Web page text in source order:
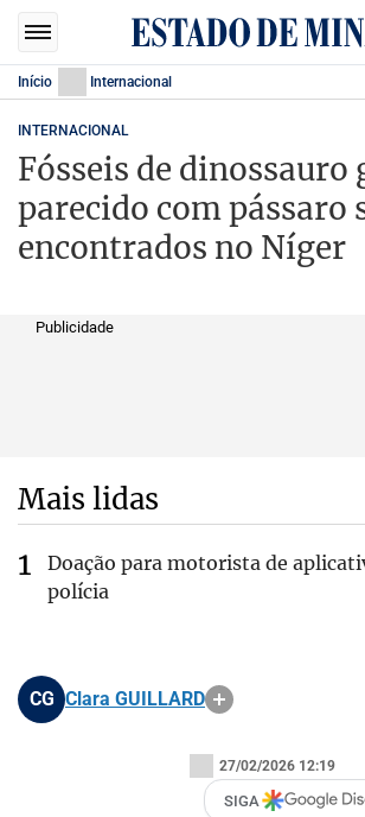
Início Internacional
INTERNACIONAL
Fósseis de dinossauro
parecido com pássaro
encontrados no Níger
Publicidade
Mais lidas
Doação para motorista de
polícia
CG Clara GUILLARD
27/02/2026 12:19
SIGA